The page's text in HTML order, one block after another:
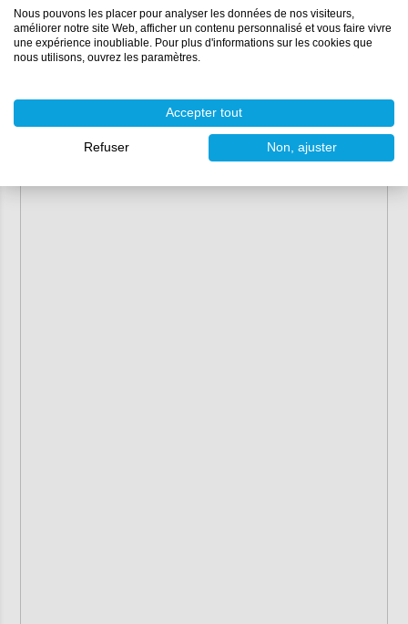
de carnauba de haute qualité.
Ses propriétés :
Couleur :beige
Nous pouvons les placer pour analyser les données de nos visiteurs,
améliorer notre site Web, afficher un contenu personnalisé et vous faire vivre
une expérience inoubliable. Pour plus d'informations sur les cookies que
nous utilisons, ouvrez les paramètres.
Accepter tout
Refuser Non, ajuster